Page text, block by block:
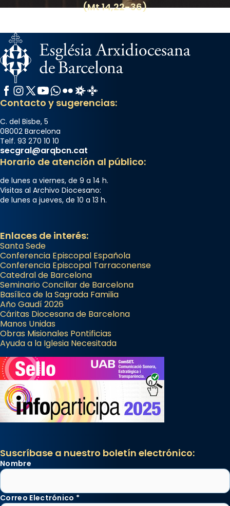
(Mt 14,22-36)
Facebook
Instagram
X / Twitter
YouTube
WhatsApp
FlickrRadio Estel
Catalunya Cristiana
Contacto y sugerencias:
C. del Bisbe, 5
08002 Barcelona
Telf. 93 270 10 10
secgral@arqbcn.cat
Horario de atención al público:
de lunes a viernes, de 9 a 14 h.
Visitas al Archivo Diocesano:
de lunes a jueves, de 10 a 13 h.
Enlaces de interés:
Santa Sede
Conferencia Episcopal Española
Conferencia Episcopal Tarraconense
Catedral de Barcelona
Seminario Conciliar de Barcelona
Basílica de la Sagrada Familia
Año Gaudí 2026
Cáritas Diocesana de Barcelona
Manos Unidas
Obras Misionales Pontificias
Ayuda a la Iglesia Necesitada
Suscríbase a nuestro boletín electrónico:
Nombre
Correo Electrónico *